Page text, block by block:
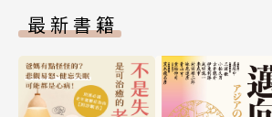
最新書籍